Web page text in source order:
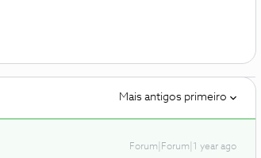
Mais antigos primeiro
Forum|Forum|1 year ago